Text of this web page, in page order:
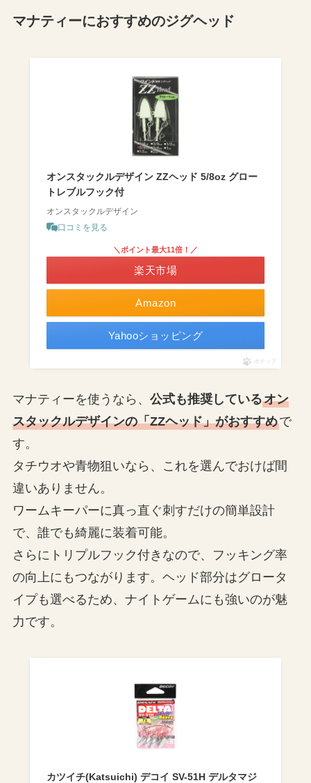
マナティーにおすすめのジグヘッド
オンスタックルデザイン ZZヘッド 5/8oz グロー
トレブルフック付
オンスタックルデザイン
口コミを見る
Amazon
＼ポイント最大11倍！／
楽天市場
Yahooショッピング
ポチップ
マナティーを使うなら、 公式も推奨しているオン
スタックルデザインの「ZZヘッド」がおすすめで
す。
タチウオや青物狙いなら、これを選んでおけば間
違いありません。
ワームキーパーに真っ直ぐ刺すだけの簡単設計
で、誰でも綺麗に装着可能。
さらにトリプルフック付きなので、フッキング率
の向上にもつながります。ヘッド部分はグロータ
イプも選べるため、ナイトゲームにも強いのが魅
力です。
カツイチ(Katsuichi) デコイ SV-51H デルタマジ